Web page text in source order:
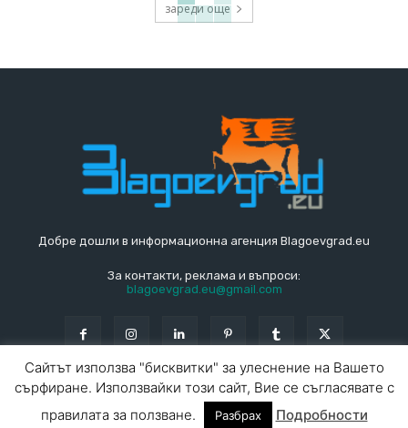
зареди още
Добре дошли в информационна агенция Blagoevgrad.eu
За контакти, реклама и въпроси:
blagoevgrad.eu@gmail.com
© Blagoevgrad.EU 2010 - 2026 Общи условия |
Сайтът използва "бисквитки" за улеснение на Вашето
сърфиране. Използвайки този сайт, Вие се съгласявате с
правилата за ползване.
Разбрах Подробности